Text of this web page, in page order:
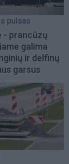
pulsas
- prancūzų
galima
ir delfinų
garsus